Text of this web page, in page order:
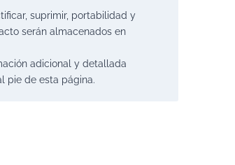
suprimir, portabilidad y
serán almacenados en
adicional y detallada
pie de esta página.